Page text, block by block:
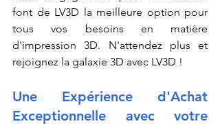
font de LV3D la meilleure option pour
tous vos besoins en matière
d'impression 3D. N'attendez plus et
rejoignez la galaxie 3D avec LV3D !
Une Expérience d'Achat
Exceptionnelle avec votre